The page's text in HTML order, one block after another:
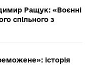
Ращук: «Воєнні
спільного з
історія